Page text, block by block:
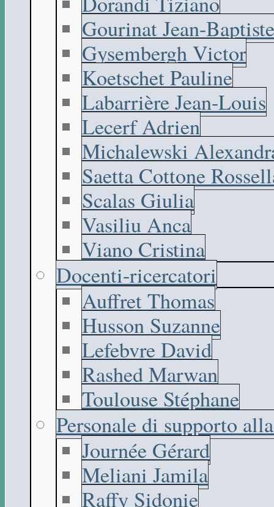
Gourinat Jean-Baptiste
Gysembergh Victor
Koetschet Pauline
Labarrière Jean-Louis
Lecerf Adrien
Michalewski
Saetta Cottone
Scalas Giulia
Vasiliu Anca
Viano Cristina
Docenti-ricercatori
Auffret Thomas
Husson Suzanne
Lefebvre David
Rashed Marwan
Toulouse Stéphane
Personale di supporto
Journée Gérard
Meliani Jamila
Raffy Sidonie